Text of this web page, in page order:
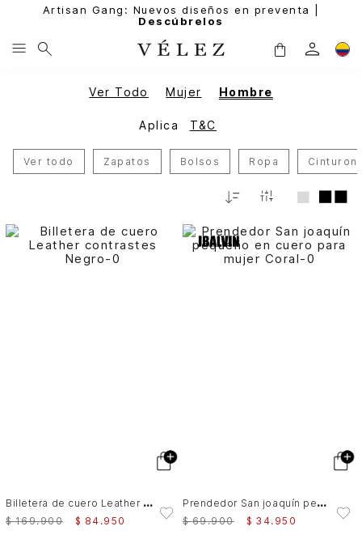
Artisan Gang: Nuevos diseños en preventa |
Descúbrelos
Ver Todo Mujer Hombre
Aplica T&C
Ver todo Zapatos Bolsos Ropa
Relevancia
B
illetera de cuero Leather contrastes Negro
$ 169.900 $ 84 .950
P
rendedor San joaquín pequeño en cuero para mujer
$ 69.900 $ 34. 950